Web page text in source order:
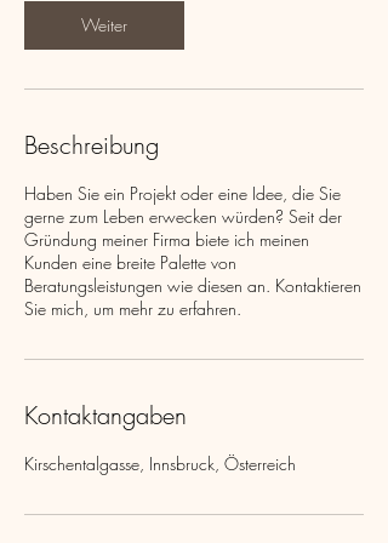
Weiter
Beschreibung
Haben Sie ein Projekt oder eine Idee, die Sie
gerne zum Leben erwecken würden? Seit der
Gründung meiner Firma biete ich meinen
Kunden eine breite Palette von
Beratungsleistungen wie diesen an. Kontaktieren
Sie mich, um mehr zu erfahren.
Kontaktangaben
Kirschentalgasse, Innsbruck, Österreich